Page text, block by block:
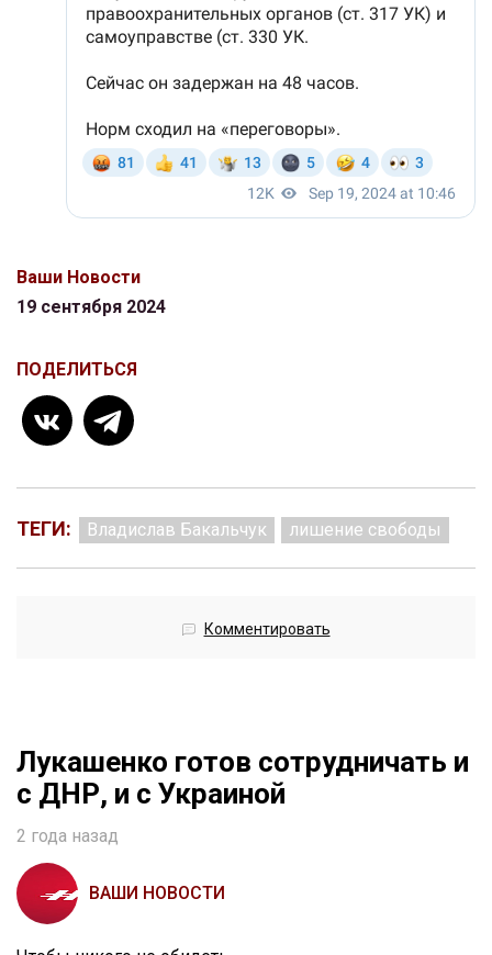
Ваши Новости
19 сентября 2024
ПОДЕЛИТЬСЯ
ТЕГИ: Владислав Бакальчук лишение свободы
Комментировать
Лукашенко готов сотрудничать и
с ДНР, и с Украиной
2 года назад
ВАШИ НОВОСТИ